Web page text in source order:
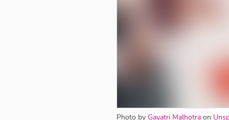
Photo by Gayatri Malhotra on